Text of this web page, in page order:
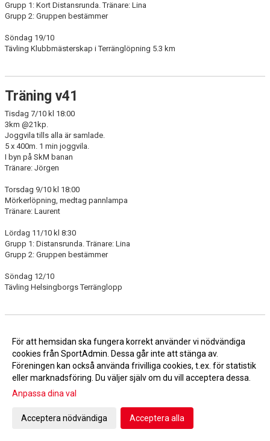
Grupp 1: Kort Distansrunda. Tränare: Lina
Grupp 2: Gruppen bestämmer
Söndag 19/10
Tävling Klubbmästerskap i Terränglöpning 5.3 km
Träning v41
Tisdag 7/10 kl 18:00
3km @21kp.
Joggvila tills alla är samlade.
5 x 400m. 1 min joggvila.
I byn på SkM banan
Tränare: Jörgen
Torsdag 9/10 kl 18:00
Mörkerlöpning, medtag pannlampa
Tränare: Laurent
Lördag 11/10 kl 8:30
Grupp 1: Distansrunda. Tränare: Lina
Grupp 2: Gruppen bestämmer
Söndag 12/10
Tävling Helsingborgs Terränglopp
Träning v40
Tisdag 30/9 kl 18:00
Tröskel 4-5 x 8min / 1 min vila. I byn på SkM banan
Tränare: Jörgen
Torsdag 2/10 kl 18:00
3-4 x (5 x 300m). Start 120 eller 150 sekunder, serievila 3 min. På slingan
mellan 100m och 400m.
För att hemsidan ska fungera korrekt använder vi nödvändiga
cookies från SportAdmin. Dessa går inte att stänga av.
Föreningen kan också använda frivilliga cookies, t.ex. för statistik
eller marknadsföring. Du väljer själv om du vill acceptera dessa.
Anpassa dina val
Acceptera nödvändiga Acceptera alla